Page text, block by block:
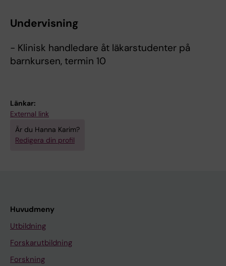
Undervisning
- Klinisk handledare åt läkarstudenter på
barnkursen, termin 10
Länkar:
External link
Är du Hanna Karim?
Redigera din profil
Huvudmeny
Utbildning
Forskarutbildning
Forskning